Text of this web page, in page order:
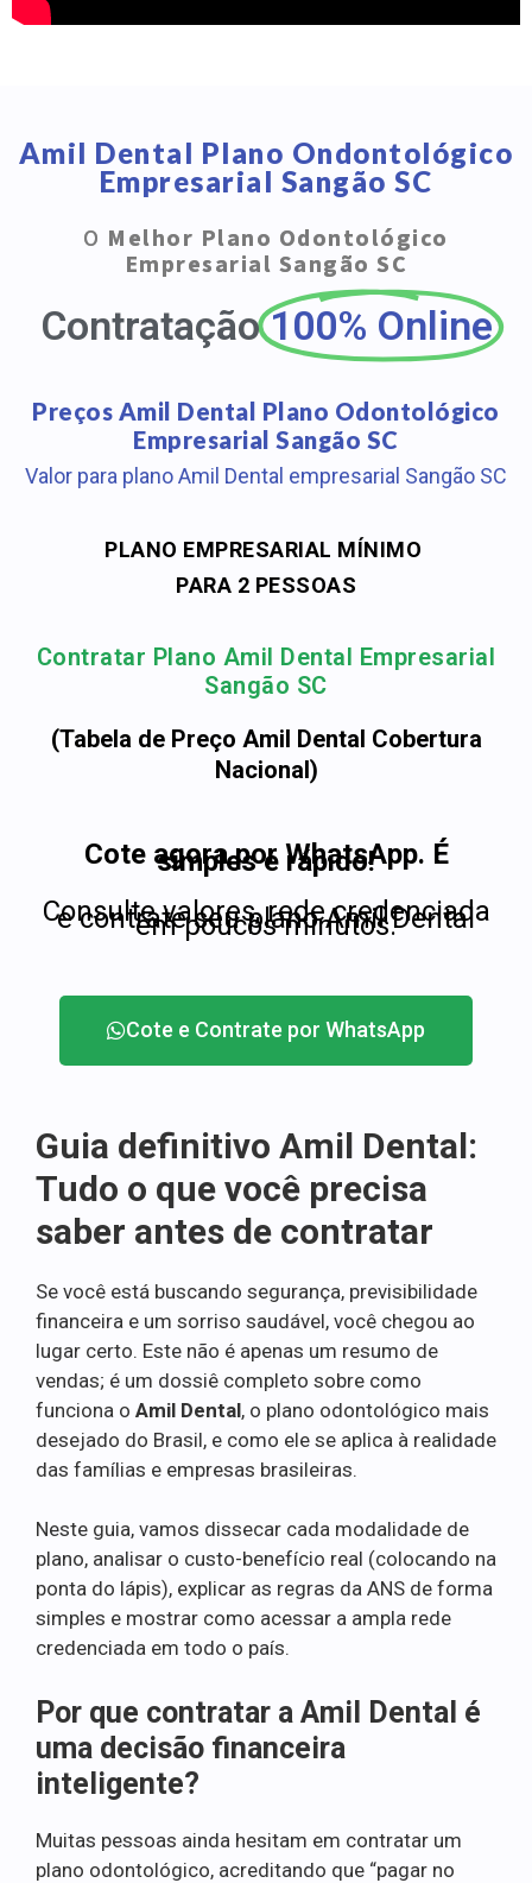
Amil Dental Plano Ondontológico
Empresarial Sangão SC
O Melhor Plano Odontológico
Empresarial Sangão SC
Contratação 100% Online
Preços Amil Dental Plano Odontológico
Empresarial Sangão SC
Valor para plano Amil Dental empresarial Sangão SC
PLANO EMPRESARIAL MÍNIMO
PARA 2 PESSOAS
Contratar Plano Amil Dental Empresarial
Sangão SC
(Tabela de Preço Amil Dental Cobertura
Nacional)
Cote agora por WhatsApp. É
simples e rápido!
Consulte valores, rede credenciada
e contrate seu plano Amil Dental
em poucos minutos.
Cote e Contrate por WhatsApp
Guia definitivo Amil Dental:
Tudo o que você precisa
saber antes de contratar
Se você está buscando segurança, previsibilidade
financeira e um sorriso saudável, você chegou ao
lugar certo. Este não é apenas um resumo de
vendas; é um dossiê completo sobre como
funciona o Amil Dental, o plano odontológico mais
desejado do Brasil, e como ele se aplica à realidade
das famílias e empresas brasileiras.
Neste guia, vamos dissecar cada modalidade de
plano, analisar o custo-benefício real (colocando na
ponta do lápis), explicar as regras da ANS de forma
simples e mostrar como acessar a ampla rede
credenciada em todo o país.
Por que contratar a Amil Dental é
uma decisão financeira
inteligente?
Muitas pessoas ainda hesitam em contratar um
plano odontológico, acreditando que “pagar no